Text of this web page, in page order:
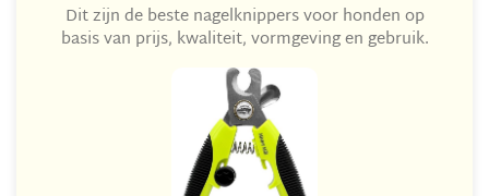
Dit zijn de beste nagelknippers voor honden op
basis van prijs, kwaliteit, vormgeving en gebruik.